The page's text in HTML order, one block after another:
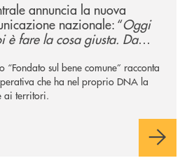
annuncia la nuova
nazionale: “Oggi
è fare la cosa giusta. Da
“Fondato sul bene comune” racconta
che ha nel proprio DNA la
ai territori.